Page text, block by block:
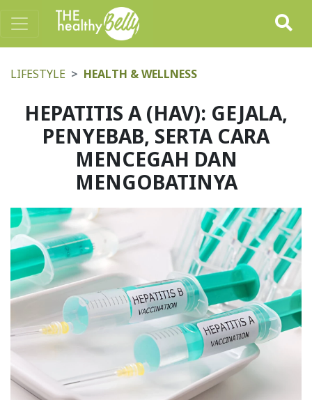
LIFESTYLE HEALTH & WELLNESS
HEPATITIS A (HAV): GEJALA,
PENYEBAB, SERTA CARA
MENCEGAH DAN
MENGOBATINYA